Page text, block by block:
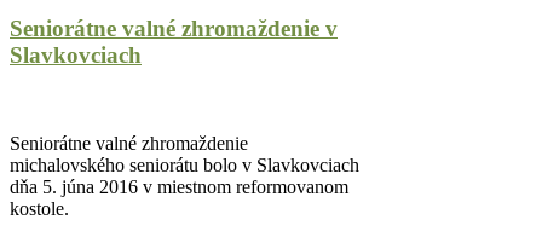
Seniorátne valné zhromaždenie v
Slavkovciach
Seniorátne valné zhromaždenie
michalovského seniorátu bolo v Slavkovciach
dňa 5. júna 2016 v miestnom reformovanom
kostole.